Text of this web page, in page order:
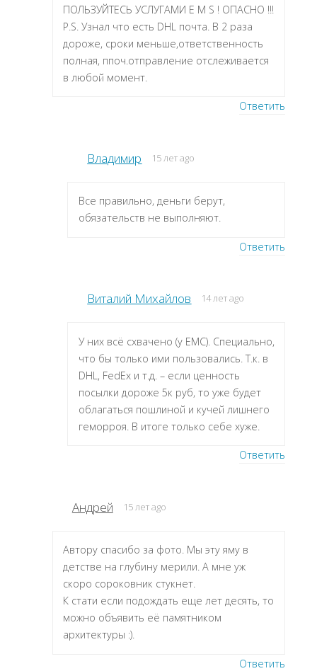
ПОЛЬЗУЙТЕСЬ УСЛУГАМИ E M S ! ОПАСНО !!!
P.S. Узнал что есть DHL почта. В 2 раза
дороже, сроки меньше,ответственность
полная, ппоч.отправление отслеживается
в любой момент.
Ответить
Владимир 15 лет ago
Все правильно, деньги берут,
обязательств не выполняют.
Ответить
Виталий Михайлов 14 лет ago
У них всё схвачено (у ЕМС). Специально,
что бы только ими пользовались. Т.к. в
DHL, FedEx и т.д. – если ценность
посылки дороже 5к руб, то уже будет
облагаться пошлиной и кучей лишнего
геморроя. В итоге только себе хуже.
Ответить
Андрей 15 лет ago
Автору спасибо за фото. Мы эту яму в
детстве на глубину мерили. А мне уж
скоро сороковник стукнет.
К стати если подождать еще лет десять, то
можно объявить её памятником
архитектуры :).
Ответить